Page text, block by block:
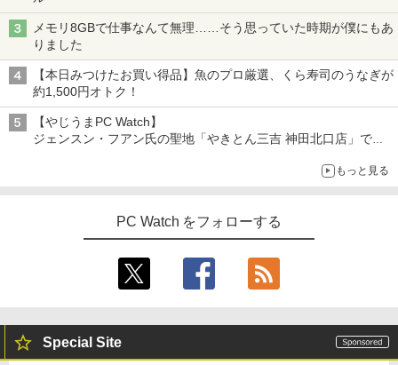
メモリ8GBで仕事なんて無理……そう思っていた時期が僕にもあ
りました
【本日みつけたお買い得品】魚のプロ厳選、くら寿司のうなぎが
約1,500円オトク！
【やじうまPC Watch】
ジェンスン・フアン氏の聖地「やきとん三吉 神田北口店」で
～コース名を変更したのはNVIDIAに怒られたからではないもっと見る
PC Watch をフォローする
Special Site